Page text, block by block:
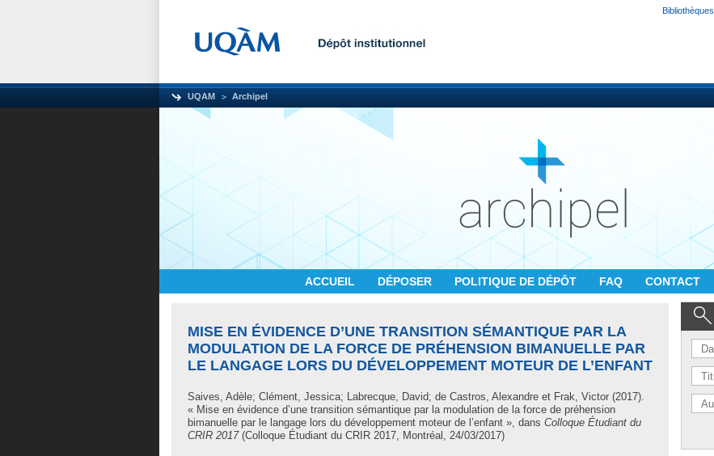
Bibliothèques
UQAM Archipel
ACCUEIL DÉPOSER POLITIQUE DE DÉPÔT FAQ CONTACT
MISE EN ÉVIDENCE D’UNE TRANSITION SÉMANTIQUE PAR LA
MODULATION DE LA FORCE DE PRÉHENSION BIMANUELLE PAR
LE LANGAGE LORS DU DÉVELOPPEMENT MOTEUR DE L’ENFANT
Saives, Adèle; Clément, Jessica; Labrecque, David; de Castros, Alexandre et Frak, Victor (2017).
« Mise en évidence d’une transition sémantique par la modulation de la force de préhension
bimanuelle par le langage lors du développement moteur de l’enfant », dans Colloque Étudiant du
CRIR 2017(Colloque Étudiant du CRIR 2017, Montréal, 24/03/2017)